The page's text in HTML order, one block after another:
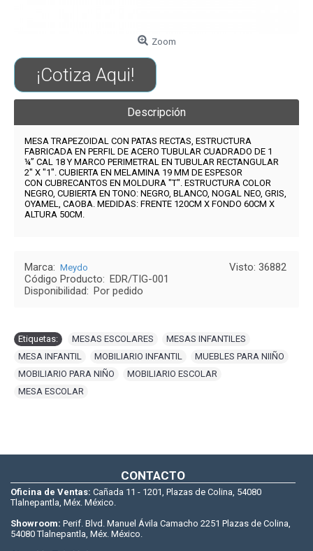
Zoom
¡Cotiza Aqui!
Descripción
MESA TRAPEZOIDAL CON PATAS RECTAS, ESTRUCTURA
FABRICADA EN PERFIL DE ACEROTUBULAR CUADRADO DE 1
¼” CAL 18 Y MARCO PERIMETRAL EN TUBULAR RECTANGULAR
2" X "1". CUBIERTA EN MELAMINA 19 MM DE ESPESOR
CON CUBRECANTOS EN MOLDURA "T". ESTRUCTURA COLOR
NEGRO, CUBIERTA EN TONO: NEGRO, BLANCO, NOGAL NEO, GRIS,
OYAMEL, CAOBA. MEDIDAS: FRENTE 120CM X FONDO 60CM X
ALTURA 50CM.
Visto: 36882
Marca: Meydo
Código Producto: EDR/TIG-001
Disponibilidad: Por pedido
Etiquetas: MESAS ESCOLARES MESAS INFANTILES
MESA INFANTIL
MOBILIARIO INFANTIL MUEBLES PARA NIIÑO
MOBILIARIO PARA NIÑO
MOBILIARIO ESCOLAR
MESA ESCOLAR
CONTACTO
Oficina de Ventas: Cañada 11 - 1201, Plazas de Colina, 54080
Tlalnepantla, Méx. México.
Showroom: Perif. Blvd. Manuel Ávila Camacho 2251 Plazas de Colina,
54080 Tlalnepantla, Méx. México.